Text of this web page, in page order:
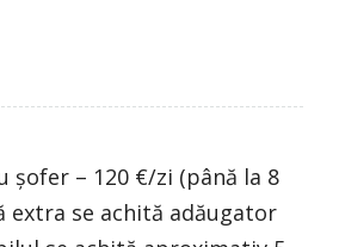
șofer – 120 €/zi (până la 8
extra se achită adăugator